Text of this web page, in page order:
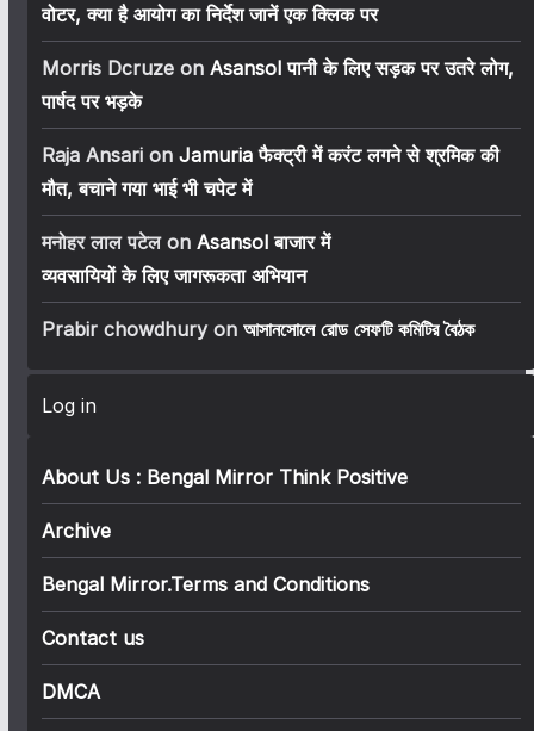
वोटर, क्या है आयोग का निर्देश जानें एक क्लिक पर
Morris Dcruzeon Asansol पानी के लिए सड़क पर उतरे लोग,
पार्षद पर भड़के
Raja Ansarion Jamuria फैक्ट्री में करंट लगने से श्रमिक की
मौत, बचाने गया भाई भी चपेट में
मनोहर लाल पटेलon Asansol बाजार में
व्यवसायियों के लिए जागरूकता अभियान
Prabir chowdhuryon আসানসোলে রোড সেফটি কমিটির বৈঠক
Log in
About Us : Bengal Mirror Think Positive
Archive
Bengal Mirror.Terms and Conditions
Contact us
DMCA